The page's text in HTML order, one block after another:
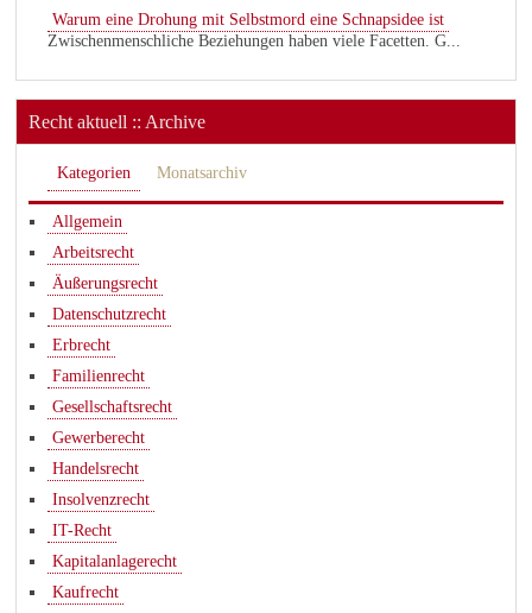
Warum eine Drohung mit Selbstmord eine Schnapsidee ist
Zwischenmenschliche Beziehungen haben viele Facetten. G...
Recht aktuell :: Archive
Kategorien Monatsarchiv
Allgemein
Arbeitsrecht
Äußerungsrecht
Datenschutzrecht
Erbrecht
Familienrecht
Gesellschaftsrecht
Gewerberecht
Handelsrecht
Insolvenzrecht
IT-Recht
Kapitalanlagerecht
Kaufrecht